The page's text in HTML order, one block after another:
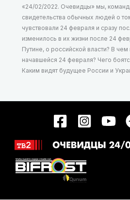
«24/02/2022. Очевидцы» мы,
свидетельства обычных людей о
чувствовали 24 февраля и сразу
изменилось в их жизни после 24
Путине, о российской власти? В
начавшейся 24 февраля? Чего
Каким видят будущее России и